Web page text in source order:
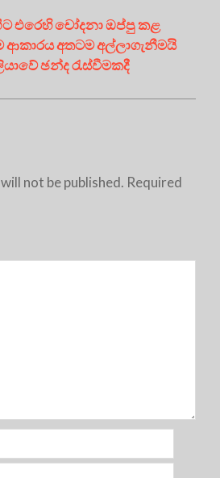
එරෙහි චෝදනා ඔප්පු කළ
අතටම අල්ලාගැනීමයි
ඡන්ද රැස්වීමකදී
not be published. Required